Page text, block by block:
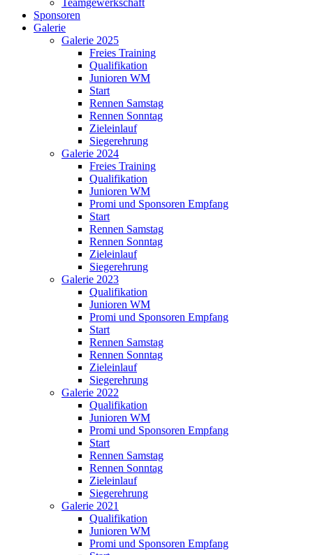
Teamgewerkschaft
Sponsoren
Galerie
Galerie 2025
Freies Training
Qualifikation
Junioren WM
Start
Rennen Samstag
Rennen Sonntag
Zieleinlauf
Siegerehrung
Galerie 2024
Freies Training
Qualifikation
Junioren WM
Promi und Sponsoren Empfang
Start
Rennen Samstag
Rennen Sonntag
Zieleinlauf
Siegerehrung
Galerie 2023
Qualifikation
Junioren WM
Promi und Sponsoren Empfang
Start
Rennen Samstag
Rennen Sonntag
Zieleinlauf
Siegerehrung
Galerie 2022
Qualifikation
Junioren WM
Promi und Sponsoren Empfang
Start
Rennen Samstag
Rennen Sonntag
Zieleinlauf
Siegerehrung
Galerie 2021
Qualifikation
Junioren WM
Promi und Sponsoren Empfang